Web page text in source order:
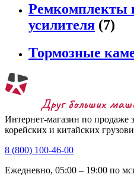
Ремкомплекты
усилителя (7)
Тормозные
Интернет-магазин по продаже
корейских и китайских
8 (800) 100-46-00
Ежедневно, 05:00 – 19:00 по